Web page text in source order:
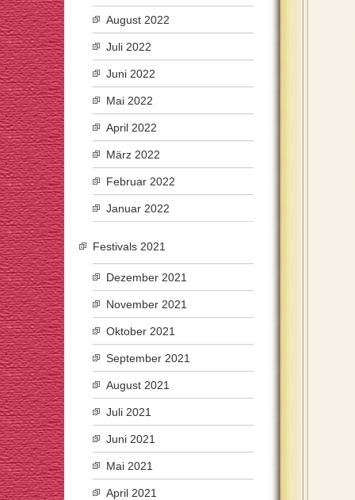
August 2022
Juli 2022
Juni 2022
Mai 2022
April 2022
März 2022
Februar 2022
Januar 2022
Festivals 2021
Dezember 2021
November 2021
Oktober 2021
September 2021
August 2021
Juli 2021
Juni 2021
Mai 2021
April 2021